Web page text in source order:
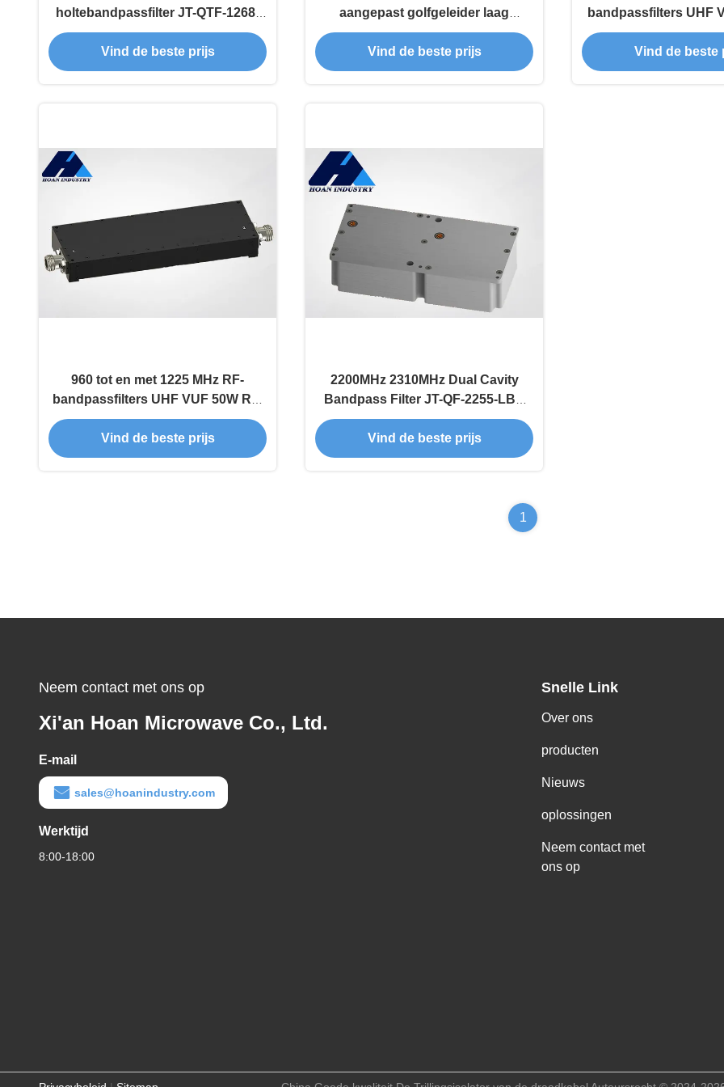
holtebandpassfilter JT-QTF-1268-
MCX-1 laag invoegverlies
aangepast
Vind de beste prijs
aangepast golfgeleider laag
invoegverlies bandpassfilter
Vind de beste prijs
bandpassfilters UHF
holtefilter
Vind de beste
960 tot en met 1225 MHz RF-
bandpassfilters UHF VUF 50W RF-
holtefilter JT-QTF-1092-N
Vind de beste prijs
2200MHz 2310MHz Dual Cavity
Bandpass Filter JT-QF-2255-LBX
met laag invoegverlies
Vind de beste prijs
1
Neem contact met ons op
Xi'an Hoan Microwave Co., Ltd.
E-mail
sales@hoanindustry.com
Werktijd
8:00-18:00
Snelle Link
Over ons
producten
Nieuws
oplossingen
Neem contact met
ons op